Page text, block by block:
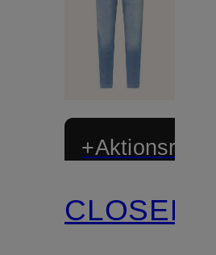
+Aktionsrabatt
Zertifiziert
CLOSED